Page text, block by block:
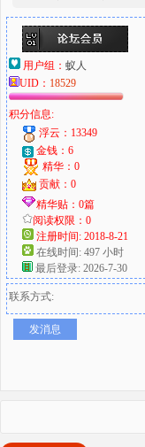
用户组： 蚁人
UID： 18529
积分信息:
浮云：13349
金钱：6
精华：0
贡献：0
精华贴：0篇
阅读权限：0
注册时间: 2018-8-21
在线时间: 497 小时
最后登录: 2026-7-30
联系方式:
发消息